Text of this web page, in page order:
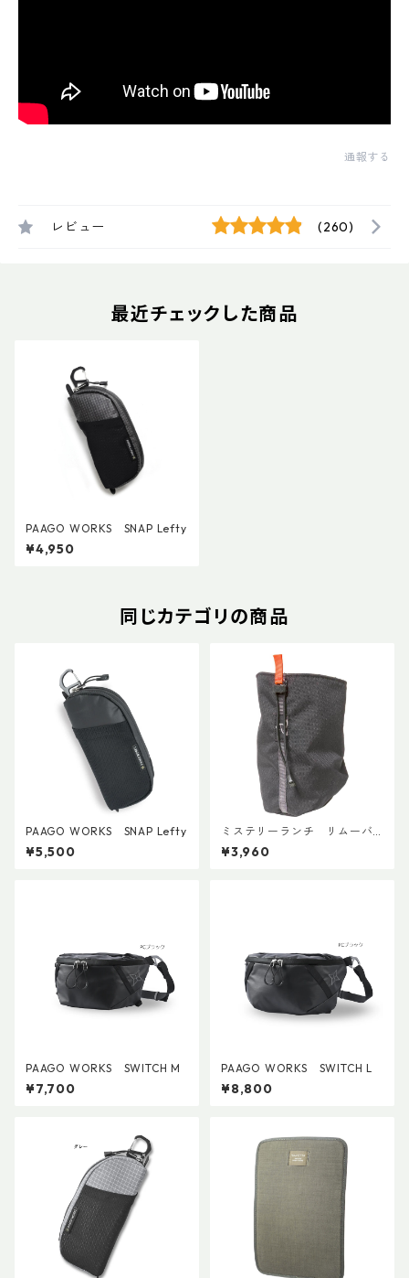
通報する
レビュー (260)
最近チェックした商品
PAAGO WORKS SNAP Lefty
¥4,950
同じカテゴリの商品
PAAGO WORKS SNAP Lefty
¥5,500
ミステリーランチ リムーバ
ブルウォーターボトルポケッ
ト
¥3,960
PAAGO WORKS SWITCH M
¥7,700
PAAGO WORKS SWITCH L
¥8,800